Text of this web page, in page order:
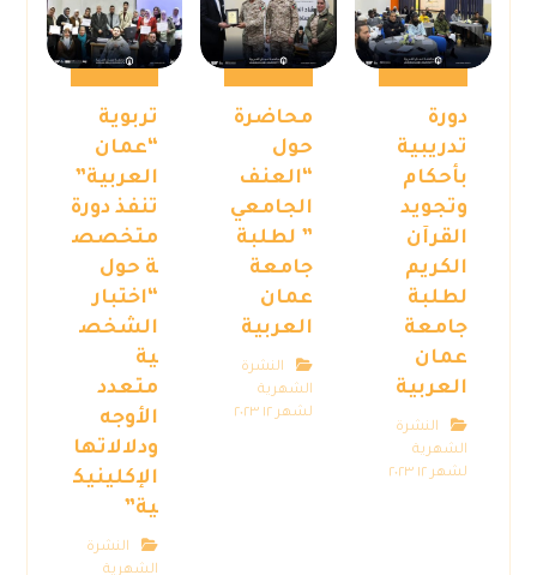
دورة
تدريبية
بأحكام
وتجويد
القرآن
الكريم
لطلبة
جامعة
عمان
العربية
النشرة
الشهرية
لشهر ١٢ ٢٠٢٣
محاضرة
حول
“العنف
الجامعي
” لطلبة
جامعة
عمان
العربية
النشرة
الشهرية
لشهر ١٢ ٢٠٢٣
تربوية
“عمان
العربية”
تنفذ دورة
متخصص
ة حول
“اختبار
الشخص
ية
متعدد
الأوجه
ودلالاتها
الإكلينيك
ية”
النشرة
الشهرية